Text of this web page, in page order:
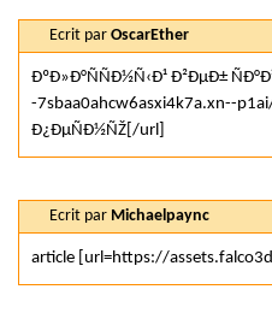
Ecrit par OscarEther
ÐºÐ»Ð°ÑÑÐ½Ñ‹Ð¹ Ð²ÐµÐ±
-7sbaa0ahcw6asxi4k7a.xn--
Ð¿ÐµÑÐ½ÑŽ[/url]
Ecrit par Michaelpaync
article [url=https://